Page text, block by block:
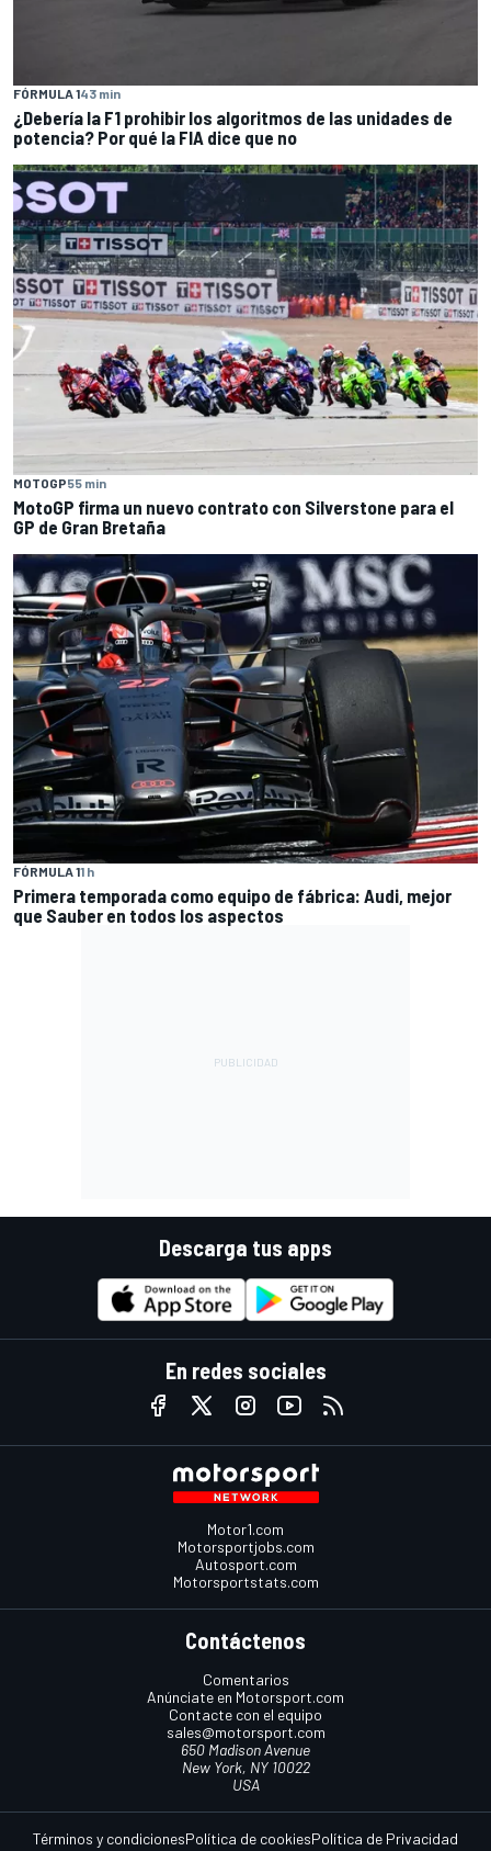
FÓRMULA 143 min
¿Debería la F1 prohibir los algoritmos de las unidades de
potencia? Por qué la FIA dice que no
MOTOGP55 min
MotoGP firma un nuevo contrato con Silverstone para el
GP de Gran Bretaña
FÓRMULA 11 h
Primera temporada como equipo de fábrica: Audi, mejor
que Sauber en todos los aspectos
Descarga tus apps
En redes sociales
Motor1.com
Motorsportjobs.com
Autosport.com
Motorsportstats.com
Contáctenos
Comentarios
Anúnciate en Motorsport.com
Contacte con el equipo
sales@motorsport.com
650 Madison Avenue
New York, NY 10022
USA
Términos y condicionesPolítica de cookiesPolítica de Privacidad